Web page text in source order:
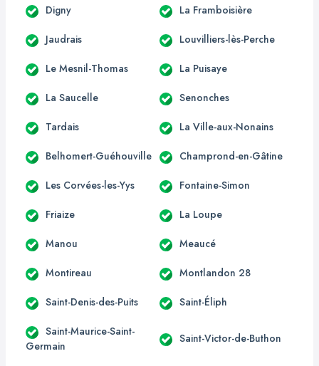
Digny La Framboisière
Jaudrais Louvilliers-lès-Perche
Le Mesnil-Thomas La Puisaye
La Saucelle Senonches
Tardais La Ville-aux-Nonains
Belhomert-Guéhouville Champrond-en-Gâtine
Les Corvées-les-Yys Fontaine-Simon
Friaize La Loupe
Manou Meaucé
Montireau Montlandon 28
Saint-Denis-des-Puits Saint-Éliph
Saint-Maurice-Saint-
Germain
Saint-Victor-de-Buthon